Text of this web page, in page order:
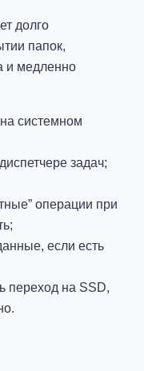
долго
папок,
и медленно
системном
задач;
операции при
если есть
переход на SSD,